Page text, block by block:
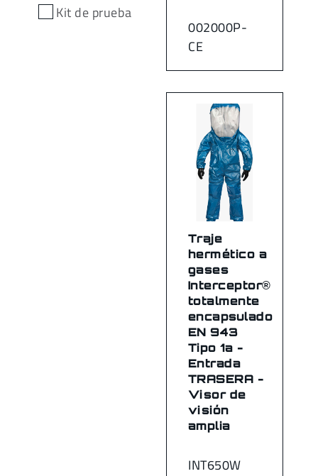
Kit de prueba
002000P-
CE
INT650W
Traje
hermético a
gases
Interceptor®
totalmente
encapsulado
EN 943
Tipo 1a -
Entrada
TRASERA -
Visor de
visión
amplia